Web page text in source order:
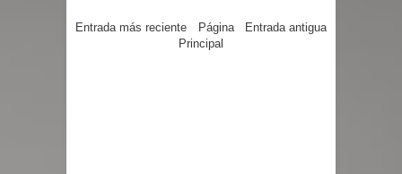
Entrada más reciente Entrada antigua
Página
Principal